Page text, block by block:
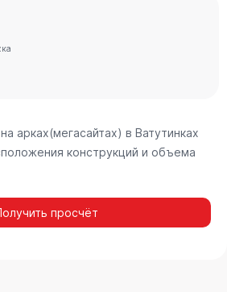
арках(мегасайтах) в Ватутинках
конструкций и объема
просчёт